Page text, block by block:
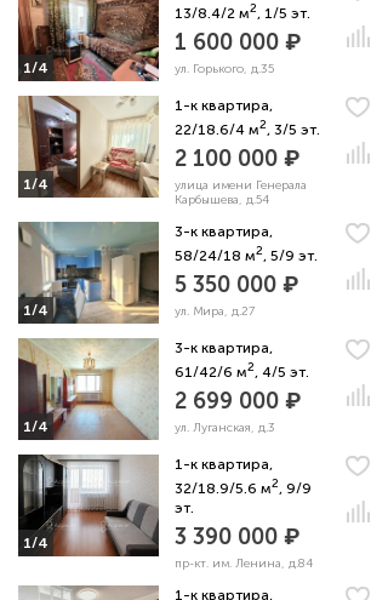
1/4
13/8.4/2 м2, 1/5 эт.
1 600 000 ₽
ул. Горького, д.35
1/4
1-к квартира,
22/18.6/4 м2, 3/5 эт.
2 100 000 ₽
улица имени Генерала
Карбышева, д.54
1/4
3-к квартира,
58/24/18 м2, 5/9 эт.
5 350 000 ₽
ул. Мира, д.27
1/4
3-к квартира,
61/42/6 м2, 4/5 эт.
2 699 000 ₽
ул. Луганская, д.3
1/4
1-к квартира,
32/18.9/5.6 м2, 9/9
эт.
3 390 000 ₽
пр-кт. им. Ленина, д.84
1-к квартира,